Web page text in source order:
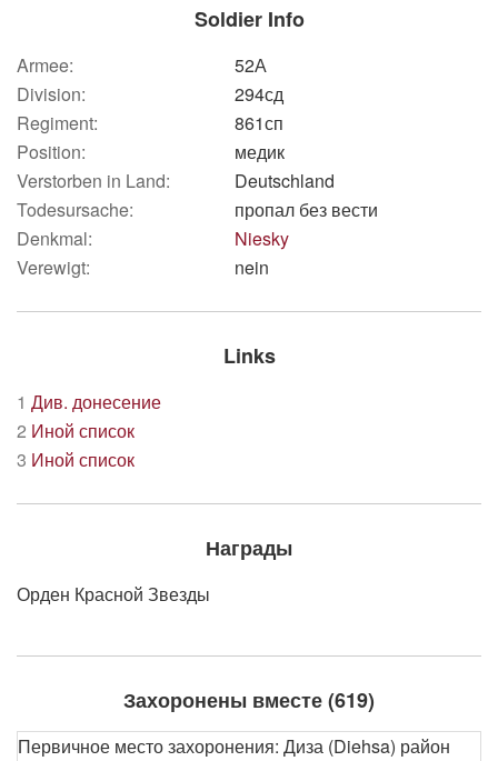
Soldier Info
Armee:
52А
Division:
294сд
Regiment:
861сп
Position:
медик
Verstorben in Land:
Deutschland
Todesursache:
пропал без вести
Denkmal:
Niesky
Verewigt:
nein
Links
1 Див. донесение
2 Иной список
3 Иной список
Награды
Орден Красной Звезды
Захоронены вместе (619)
Первичное место захоронения: Диза (Diehsa) район